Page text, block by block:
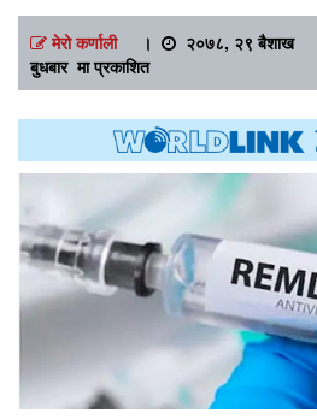
मेरो कर्णाली।
२०७८, २९ बैशाख
बुधबार मा प्रकाशित